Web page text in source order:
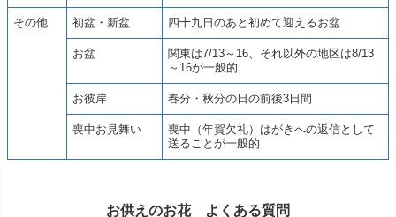
その他 初盆・新盆 四十九日のあと初めて迎えるお盆
お盆
関東は7/13～16、それ以外の地区は8/13
～16が一般的
お彼岸 春分・秋分の日の前後3日間
喪中お見舞い
喪中（年賀欠礼）はがきへの返信として
送ることが一般的
お供えのお花 よくある質問